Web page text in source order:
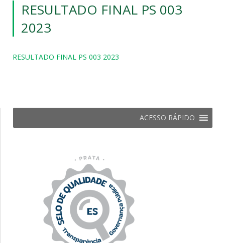
RESULTADO FINAL PS 003
2023
RESULTADO FINAL PS 003 2023
ACESSO RÁPIDO